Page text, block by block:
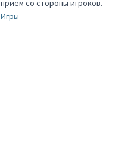
прием со стороны игроков.
Игры